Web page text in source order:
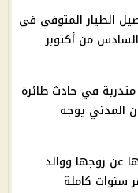
الطيار المتوفي في
من أكتوبر
في حادث طائرة
المدني يوجة
عن زوجها ووالد
سنوات كاملة